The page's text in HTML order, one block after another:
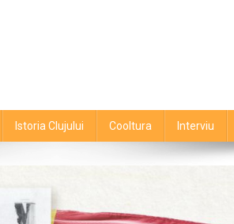
Istoria Clujului Cooltura Interviu